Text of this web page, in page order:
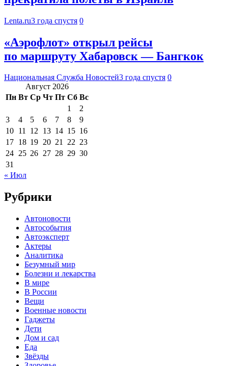
Lenta.ru3 года спустя 0
«Аэрофлот» открыл рейсы
по маршруту Хабаровск — Бангкок
Национальная Служба Новостей3 года спустя 0
Август 2026
Пн Вт Ср Чт Пт Сб Вс
1
2
3
4 5 6 7 8
9
10 11 12 13 14 15 16
17 18 19 20 21 22 23
24 25 26 27 28 29 30
31
« Июл
Рубрики
Автоновости
Автособытия
Автоэксперт
Актеры
Аналитика
Безумный мир
Болезни и лекарства
В мире
В России
Вещи
Военные новости
Гаджеты
Дети
Дом и сад
Еда
Звёзды